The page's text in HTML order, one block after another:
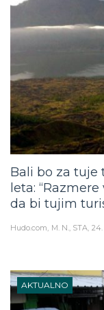
Bali bo za tuje
leta:
da bi tujim
Hudo.com M. N., STA 24.
AKTUALNO